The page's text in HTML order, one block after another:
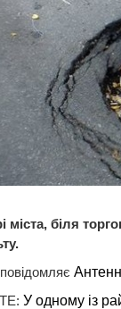
міста, біля
У одному із